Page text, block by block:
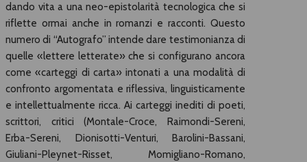
dando vita a una neo-epistolarità tecnologica che si
riflette ormai anche in romanzi e racconti. Questo
numero di “Autografo” intende dare testimonianza di
quelle «lettere letterate» che si configurano ancora
come «carteggi di carta» intonati a una modalità di
confronto argomentata e riflessiva, linguisticamente
e intellettualmente ricca. Ai carteggi inediti di poeti,
scrittori, critici (Montale-Croce, Raimondi-Sereni,
Erba-Sereni, Dionisotti-Venturi, Barolini-Bassani,
Giuliani-Pleynet-Risset, Momigliano-Romano,